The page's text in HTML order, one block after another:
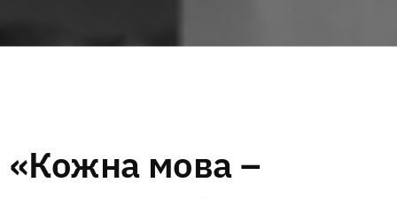
«Кожна мова –